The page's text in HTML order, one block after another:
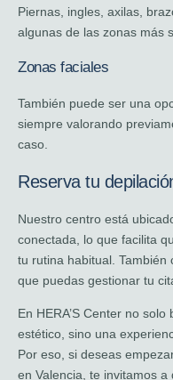
Piernas, ingles, axilas,
algunas de las zonas más
Zonas faciales
También puede ser una
siempre valorando
caso.
Reserva tu
Nuestro centro está
conectada, lo que facilita
tu rutina habitual.
que puedas gestionar tu
En HERA’S Center no
estético, sino una
Por eso, si deseas
en Valencia, te invitamos